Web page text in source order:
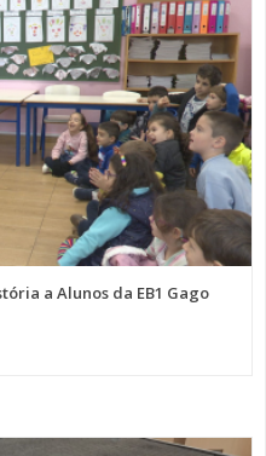
a Alunos da EB1 Gago